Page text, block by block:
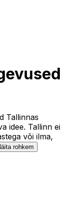
Tallinnas
idee. Tallinn ei
või ilma,
rohkem